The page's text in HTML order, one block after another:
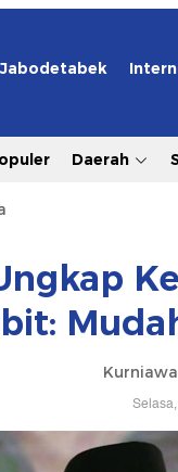
Jabodetabek
Daerah